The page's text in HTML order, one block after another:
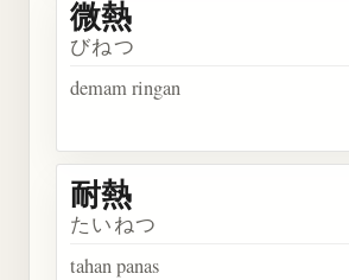
微熱
びねつ
demam ringan
耐熱
たいねつ
tahan panas